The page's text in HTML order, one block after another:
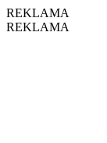
REKLAMA
REKLAMA